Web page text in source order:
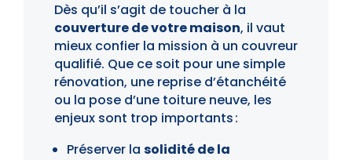
Dès qu’il s’agit de toucher à la
couverture de votre maison, il vaut
mieux confier la mission à un couvreur
qualifié. Que ce soit pour une simple
rénovation, une reprise d’étanchéité
ou la pose d’une toiture neuve, les
enjeux sont trop importants :
Préserver la solidité de la